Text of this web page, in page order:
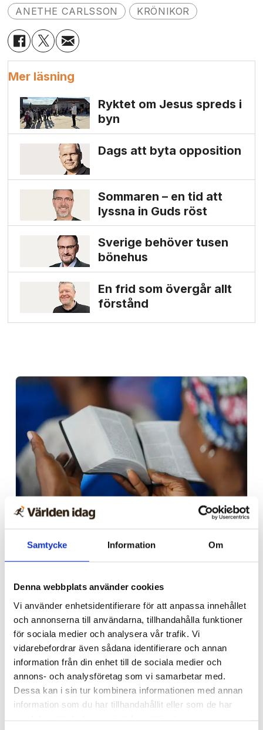
Samtycke Information Om
Denna webbplats använder cookies
Vi använder enhetsidentifierare för att anpassa innehållet
och annonserna till användarna, tillhandahålla funktioner
för sociala medier och analysera vår trafik. Vi
vidarebefordrar även sådana identifierare och annan
information från din enhet till de sociala medier och
annons- och analysföretag som vi samarbetar med.
Dessa kan i sin tur kombinera informationen med annan
information som du har tillhandahållit eller som de har
ANETHE CARLSSON
KRÖNIKOR
Mer läsning
Ryktet om Jesus spreds i
byn
Dags att byta opposition
Sommaren – en tid att
lyssna in Guds röst
Sverige behöver tusen
bönehus
En frid som övergår allt
förstånd
Afrika
Nigeriansk kvinna ville
slå världs­rekord – läste
Bibeln i 144 timmar